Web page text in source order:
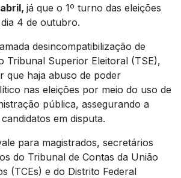
já que o 1º turno das eleições
4 de outubro.
desincompatibilização de
Tribunal Superior Eleitoral (TSE),
que haja abuso de poder
nas eleições por meio do uso de
pública, assegurando a
em disputa.
para magistrados, secretários
do Tribunal de Contas da União
(TCEs) e do Distrito Federal